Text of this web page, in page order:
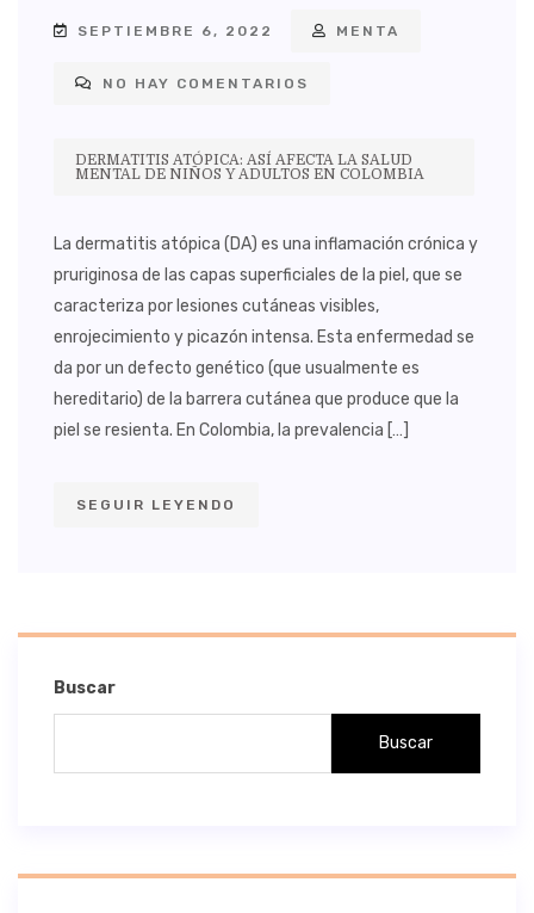
SEPTIEMBRE 6, 2022 MENTA
NO HAY COMENTARIOS
DERMATITIS ATÓPICA: ASÍ AFECTA LA SALUD
MENTAL DE NIÑOS Y ADULTOS EN COLOMBIA
La dermatitis atópica (DA) es una inflamación crónica y
pruriginosa de las capas superficiales de la piel, que se
caracteriza por lesiones cutáneas visibles,
enrojecimiento y picazón intensa. Esta enfermedad se
da por un defecto genético (que usualmente es
hereditario) de la barrera cutánea que produce que la
piel se resienta. En Colombia, la prevalencia […]
SEGUIR LEYENDO
Buscar
Buscar